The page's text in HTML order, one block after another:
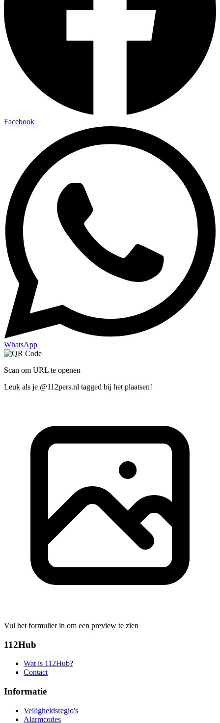
Facebook
WhatsApp
Scan om URL te openen
Leuk als je @112pers.nl tagged bij het plaatsen!
Vul het formulier in om een preview te zien
112Hub
Wat is 112Hub?
Contact
Informatie
Veiligheidsregio's
Alarmcodes